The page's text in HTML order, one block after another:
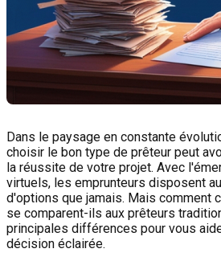
Dans le paysage en constante
choisir le bon type de prêteur peut
la réussite de votre projet. Avec
virtuels, les emprunteurs disposent
d'options que jamais. Mais comment
se comparent-ils aux prêteurs
principales différences pour vous
décision éclairée.